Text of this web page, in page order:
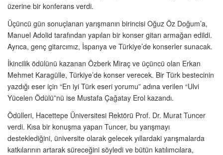
üzerine bir konferans verdi.
Üçüncü gün sonuçlanan yarışmanın birincisi Oğuz Öz Doğum’a,
Manuel Adolid tarafından yapılan bir konser gitarı armağan edildi.
Ayrıca, genç gitarcımız, İspanya ve Türkiye’de konserler sunacak.
İkincilik ödülünü kazanan Özberk Miraç ve üçüncü olan Erkan
Mehmet Karagülle, Türkiye’de konser verecek. Bir Türk bestecinin
yazdığı eser için “En iyi Türk eseri yorumu” adına verilen “Ulvi
Yücelen Ödülü”nü ise Mustafa Çağatay Erol kazandı.
Ödülleri, Hacettepe Üniversitesi Rektörü Prof. Dr. Murat Tuncer
verdi. Kısa bir konuşma yapan Tuncer, bu yarışmayı
desteklediğini, üniversite olarak gelecek yıllardaki yarışmalarda
katkılarının artarak süreceğini söyledi ve bütün katılımcılara,